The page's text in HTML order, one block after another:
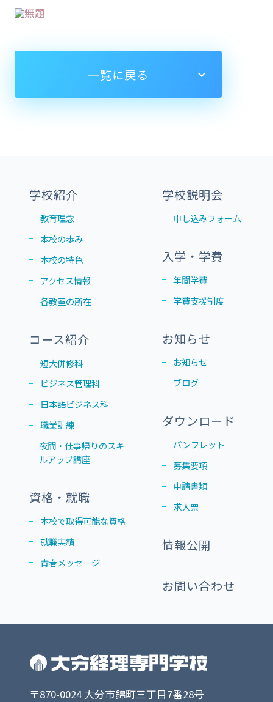
一覧に戻る
学校紹介
教育理念
本校の歩み
本校の特色
アクセス情報
各教室の所在
コース紹介
短大併修科
ビジネス管理科
日本語ビジネス科
職業訓練
夜間・仕事帰りのスキ
ルアップ講座
資格・就職
本校で取得可能な資格
就職実績
青春メッセージ
学校説明会
申し込みフォーム
入学・学費
年間学費
学費支援制度
お知らせ
お知らせ
ブログ
ダウンロード
パンフレット
募集要項
申請書類
求人票
情報公開
お問い合わせ
〒870-0024 大分市錦町三丁目7番28号